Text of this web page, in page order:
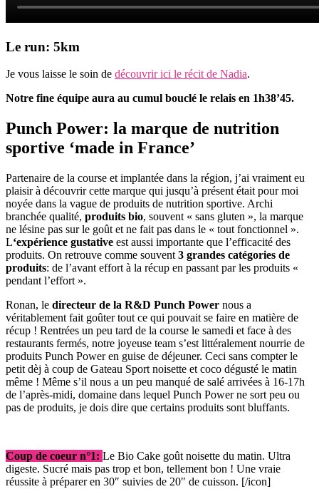
Le run: 5km
Je vous laisse le soin de découvrir ici le récit de Nadia.
Notre fine équipe aura au cumul bouclé le relais en 1h38’45.
Punch Power: la marque de nutrition
sportive ‘made in France’
Partenaire de la course et implantée dans la région, j’ai vraiment eu
plaisir à découvrir cette marque qui jusqu’à présent était pour moi
noyée dans la vague de produits de nutrition sportive. Archi
branchée qualité, produits bio, souvent « sans gluten », la marque
ne lésine pas sur le goût et ne fait pas dans le « tout fonctionnel ».
L‘expérience gustative est aussi importante que l’efficacité des
produits. On retrouve comme souvent 3 grandes catégories de
produits: de l’avant effort à la récup en passant par les produits «
pendant l’effort ».
Ronan, le directeur de la R&D Punch Power nous a
véritablement fait goûter tout ce qui pouvait se faire en matière de
récup ! Rentrées un peu tard de la course le samedi et face à des
restaurants fermés, notre joyeuse team s’est littéralement nourrie de
produits Punch Power en guise de déjeuner. Ceci sans compter le
petit dèj à coup de Gateau Sport noisette et coco dégusté le matin
même ! Même s’il nous a un peu manqué de salé arrivées à 16-17h
de l’après-midi, domaine dans lequel Punch Power ne sort peu ou
pas de produits, je dois dire que certains produits sont bluffants.
Coup de coeur n°1: Le Bio Cake goût noisette du matin. Ultra
digeste. Sucré mais pas trop et bon, tellement bon ! Une vraie
réussite à préparer en 30″ suivies de 20″ de cuisson. [/icon]